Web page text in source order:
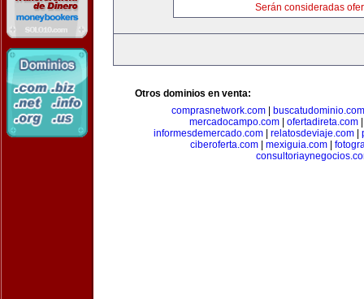
Serán consideradas
Otros dominios en venta:
comprasnetwork.com
buscatudominio.com
mercadocampo.com| ofertadireta.com
informesdemercado.com| relatosdeviaje.com|
ciberoferta.com
mexiguia.com